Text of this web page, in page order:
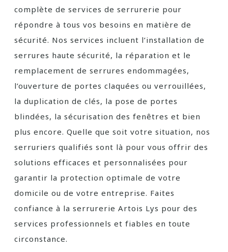
complète de services de serrurerie pour
répondre à tous vos besoins en matière de
sécurité. Nos services incluent l’installation de
serrures haute sécurité, la réparation et le
remplacement de serrures endommagées,
l’ouverture de portes claquées ou verrouillées,
la duplication de clés, la pose de portes
blindées, la sécurisation des fenêtres et bien
plus encore. Quelle que soit votre situation, nos
serruriers qualifiés sont là pour vous offrir des
solutions efficaces et personnalisées pour
garantir la protection optimale de votre
domicile ou de votre entreprise. Faites
confiance à la serrurerie Artois Lys pour des
services professionnels et fiables en toute
circonstance.